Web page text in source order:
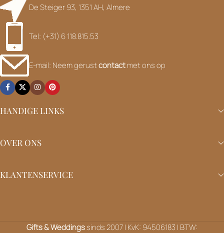
De Steiger 93, 1351 AH, Almere
Tel: (+31) 6 118.815.53
E-mail: Neem gerustcontactmet ons op
HANDIGE LINKS
OVER ONS
KLANTENSERVICE
Gifts & Weddingssinds 2007 | KvK: 94506183 | BTW: